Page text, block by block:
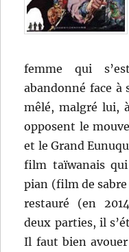
femme qui
abandonné face à
mêlé, malgré lui,
opposent le
et le Grand
film taïwanais
pian (film de
restauré (en
deux parties, il
Il faut bien